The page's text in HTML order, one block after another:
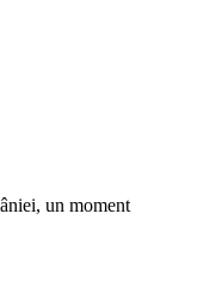
un moment